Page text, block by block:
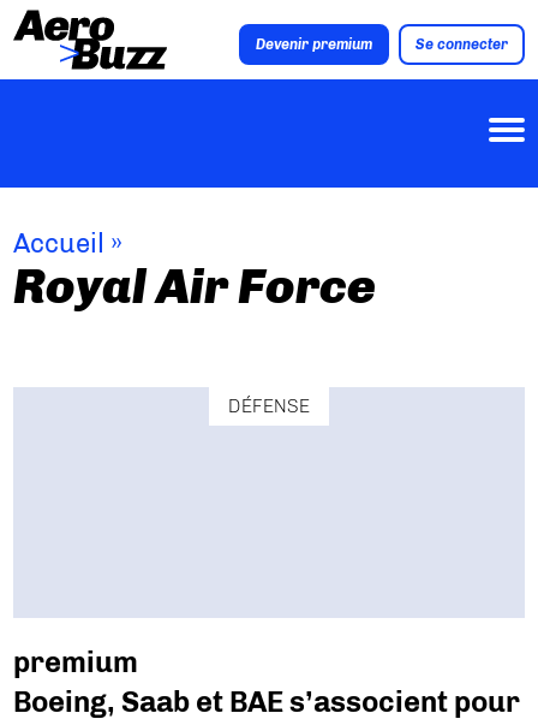
Devenir premium Se connecter
Accueil »
Royal Air Force
DÉFENSE
premium
Boeing, Saab et BAE s’associent pour